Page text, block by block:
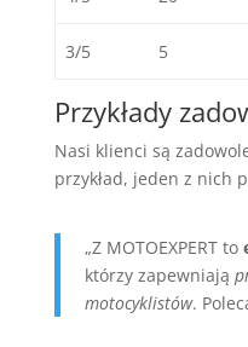
3/5 5
Przykłady
Nasi klienci są
przykład, jeden z nich
„Z MOTOEXPERT to
którzy zapewniają
motocyklistów.